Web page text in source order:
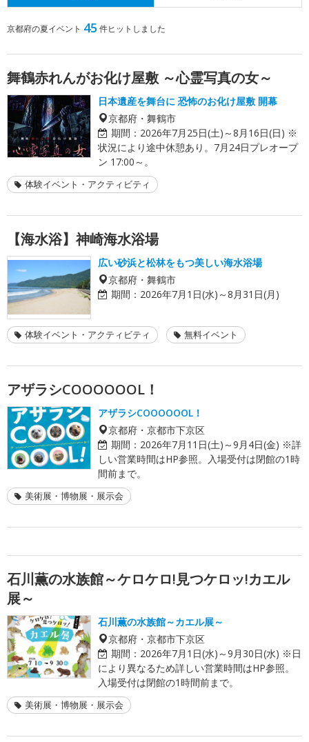
京都府の夏イベント 45 件ヒットしました
舞鶴赤れんがお化け屋敷 ～心霊写真の女～
日本遺産を舞台に 恐怖のお化け屋敷 開幕
京都府・舞鶴市
期間： 2026年7月25日(土)～8月16日(日) ※
状況により途中休憩あり。7月24日プレオープ
ン 17:00～。
体験イベント・アクティビティ
【海水浴】神崎海水浴場
広い砂浜と松林をもつ美しい海水浴場
京都府・舞鶴市
期間： 2026年7月1日(水)～8月31日(月)
体験イベント・アクティビティ 無料イベント
アザラシCOOOOOOL！
アザラシCOOOOOOL！
京都府・京都市下京区
期間： 2026年7月11日(土)～9月4日(金) ※詳
しい営業時間はHP参照。入場受付は閉館の1時
間前まで。
美術展・博物展・展示会
石川薫の水族館～ケロケロ!見つケロッ!カエル
展～
石川薫の水族館～カエル展～
京都府・京都市下京区
期間： 2026年7月1日(水)～9月30日(水) ※日
により異なるため詳しい営業時間はHP参照。
入場受付は閉館の1時間前まで。
美術展・博物展・展示会